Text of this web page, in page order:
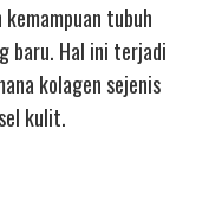
tubuh
baru. Hal ini terjadi
kolagen sejenis
kulit.